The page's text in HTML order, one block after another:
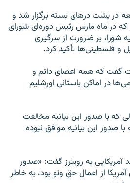
در پشت درهای بسته برگزار شد و
که در ماه مارس رئیس دوره‌ای شورای
شورا، بر ضرورت از سرگیری
و فلسطینی‌ها تأکید کرد.
گفت که همه اعضای دائم و
در اماکن باستانی اورشلیم
که با صدور این بیانیه مخالفت
صدور این بیانیه موافق نبوده
آمریکایی به رویترز گفت: «صدور
از اعمال حق وتو بود، به خاطر